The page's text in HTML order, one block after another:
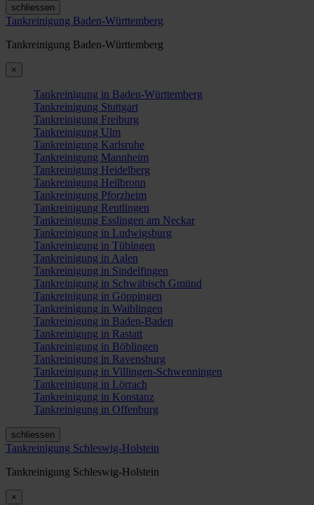
schliessen
Tankreinigung Baden-Württemberg
Tankreinigung Baden-Württemberg
×
Tankreinigung in Baden-Württemberg
Tankreinigung Stuttgart
Tankreinigung Freiburg
Tankreinigung Ulm
Tankreinigung Karlsruhe
Tankreinigung Mannheim
Tankreinigung Heidelberg
Tankreinigung Heilbronn
Tankreinigung Pforzheim
Tankreinigung Reutlingen
Tankreinigung Esslingen am Neckar
Tankreinigung in Ludwigsburg
Tankreinigung in Tübingen
Tankreinigung in Aalen
Tankreinigung in Sindelfingen
Tankreinigung in Schwäbisch Gmünd
Tankreinigung in Göppingen
Tankreinigung in Waiblingen
Tankreinigung in Baden-Baden
Tankreinigung in Rastatt
Tankreinigung in Böblingen
Tankreinigung in Ravensburg
Tankreinigung in Villingen-Schwenningen
Tankreinigung in Lörrach
Tankreinigung in Konstanz
Tankreinigung in Offenburg
schliessen
Tankreinigung Schleswig-Holstein
Tankreinigung Schleswig-Holstein
×